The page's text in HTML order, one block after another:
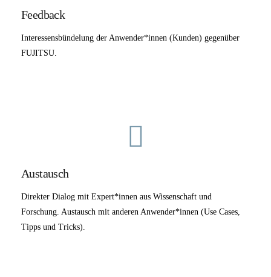
Feedback
Interessensbündelung der Anwender*innen (Kunden) gegenüber
FUJITSU.
Austausch
Direkter Dialog mit Expert*innen aus Wissenschaft und
Forschung. Austausch mit anderen Anwender*innen (Use Cases,
Tipps und Tricks).